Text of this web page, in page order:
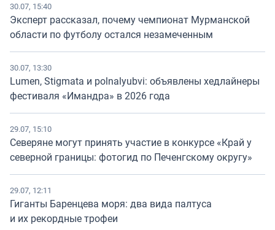
30.07, 15:40
Эксперт рассказал, почему чемпионат Мурманской
области по футболу остался незамеченным
30.07, 13:30
Lumen, Stigmata и polnalyubvi: объявлены хедлайнеры
фестиваля «Имандра» в 2026 года
29.07, 15:10
Северяне могут принять участие в конкурсе «Край у
северной границы: фотогид по Печенгскому округу»
29.07, 12:11
Гиганты Баренцева моря: два вида палтуса
и их рекордные трофеи